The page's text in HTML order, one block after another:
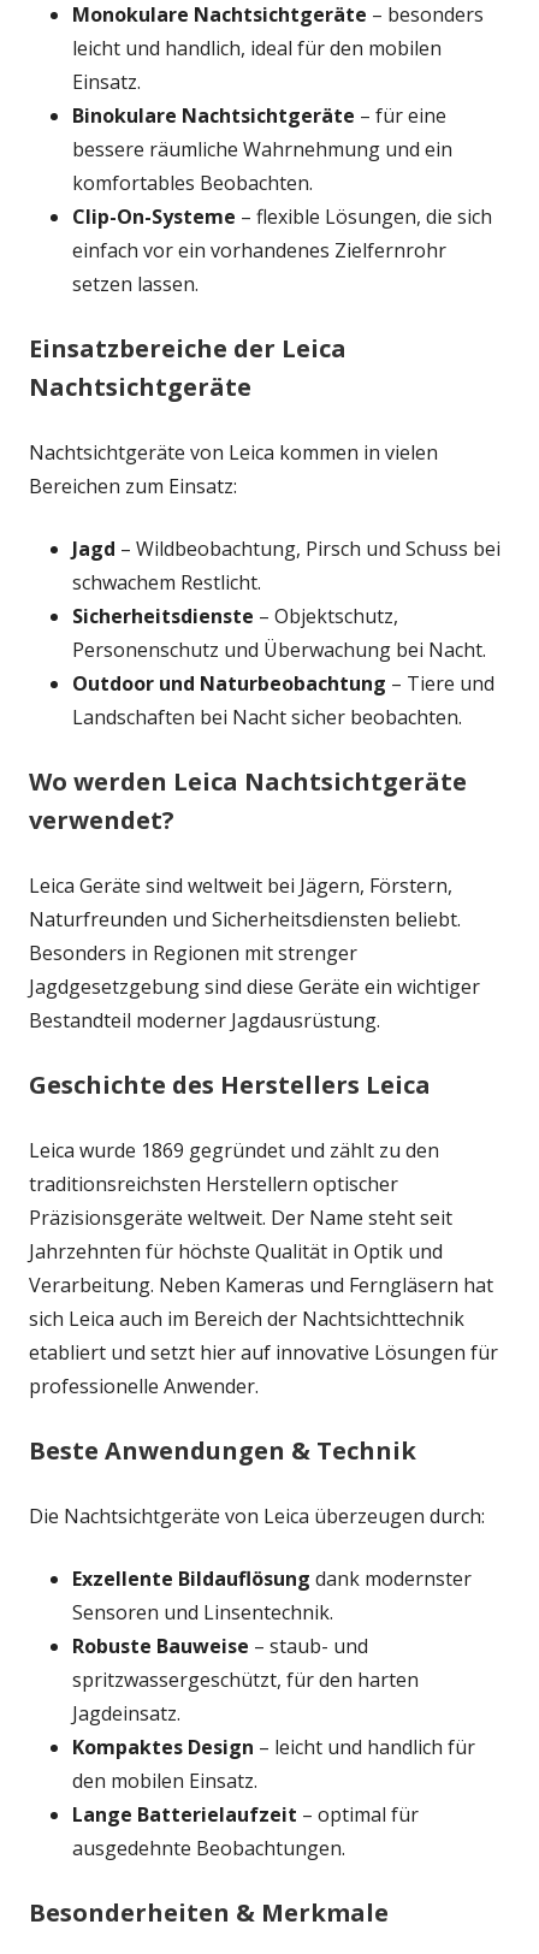
Monokulare Nachtsichtgeräte – besonders
leicht und handlich, ideal für den mobilen
Einsatz.
Binokulare Nachtsichtgeräte – für eine
bessere räumliche Wahrnehmung und ein
komfortables Beobachten.
Clip-On-Systeme – flexible Lösungen, die sich
einfach vor ein vorhandenes Zielfernrohr
setzen lassen.
Einsatzbereiche der Leica
Nachtsichtgeräte
Nachtsichtgeräte von Leica kommen in vielen
Bereichen zum Einsatz:
Jagd – Wildbeobachtung, Pirsch und Schuss bei
schwachem Restlicht.
Sicherheitsdienste – Objektschutz,
Personenschutz und Überwachung bei Nacht.
Outdoor und Naturbeobachtung – Tiere und
Landschaften bei Nacht sicher beobachten.
Wo werden Leica Nachtsichtgeräte
verwendet?
Leica Geräte sind weltweit bei Jägern, Förstern,
Naturfreunden und Sicherheitsdiensten beliebt.
Besonders in Regionen mit strenger
Jagdgesetzgebung sind diese Geräte ein wichtiger
Bestandteil moderner Jagdausrüstung.
Geschichte des Herstellers Leica
Leica wurde 1869 gegründet und zählt zu den
traditionsreichsten Herstellern optischer
Präzisionsgeräte weltweit. Der Name steht seit
Jahrzehnten für höchste Qualität in Optik und
Verarbeitung. Neben Kameras und Ferngläsern hat
sich Leica auch im Bereich der Nachtsichttechnik
etabliert und setzt hier auf innovative Lösungen für
professionelle Anwender.
Beste Anwendungen & Technik
Die Nachtsichtgeräte von Leica überzeugen durch:
Exzellente Bildauflösung dank modernster
Sensoren und Linsentechnik.
Robuste Bauweise – staub- und
spritzwassergeschützt, für den harten
Jagdeinsatz.
Kompaktes Design – leicht und handlich für
den mobilen Einsatz.
Lange Batterielaufzeit – optimal für
ausgedehnte Beobachtungen.
Besonderheiten & Merkmale